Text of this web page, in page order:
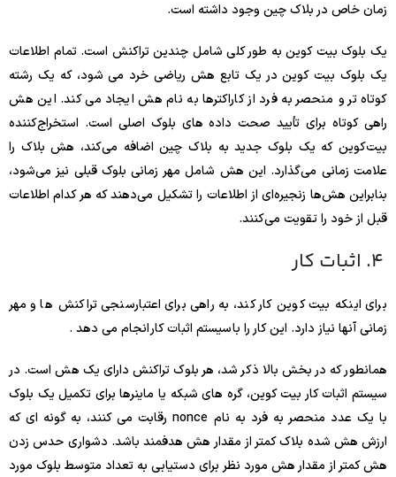
زمان خاص در بلاک چین وجود داشته است.
یک بلوک بیت کوین به طور کلی شامل چندین تراکنش است. تمام اطلاعات
یک بلوک بیت کوین در یک تابع هش ریاضی خرد می شود، که یک رشته
کوتاه تر و منحصر به فرد از کاراکترها به نام هش ایجاد می کند. این هش
راهی کوتاه برای تأیید صحت داده های بلوک اصلی است. استخراج‌کننده
بیت‌کوین که یک بلوک جدید به بلاک چین اضافه می‌کند، هش بلاک را
علامت زمانی می‌گذارد. این هش شامل مهر زمانی بلوک قبلی نیز می‌شود،
بنابراین هش‌ها زنجیره‌ای از اطلاعات را تشکیل می‌دهند که هر کدام اطلاعات
قبل از خود را تقویت می‌کنند.
برای اینکه بیت کوین کار کند، به راهی برای اعتبارسنجی تراکنش ها و مهر
زمانی آنها نیاز دارد. این کار را با سیستم اثبات کار انجام می دهد .
همانطور که در بخش بالا ذکر شد، هر بلوک تراکنش دارای یک هش است. در
سیستم اثبات کار بیت کوین، گره های شبکه یا ماینرها برای تکمیل یک بلوک
با یک عدد منحصر به فرد به نام nonce رقابت می کنند، به گونه ای که
ارزش هش شده بلاک کمتر از مقدار هش هدفمند باشد. دشواری حدس زدن
هش کمتر از مقدار هش مورد نظر برای دستیابی به تعداد متوسط ​​بلوک مورد